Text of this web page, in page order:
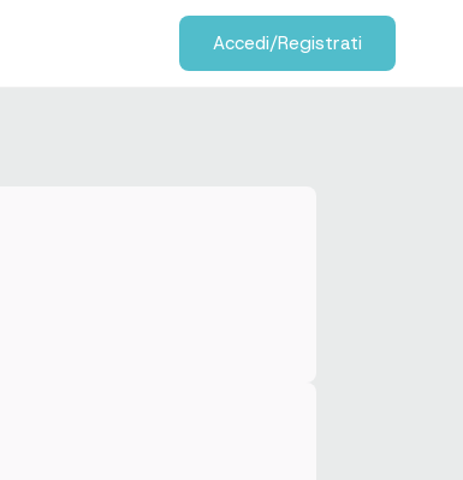
Accedi/Registrati